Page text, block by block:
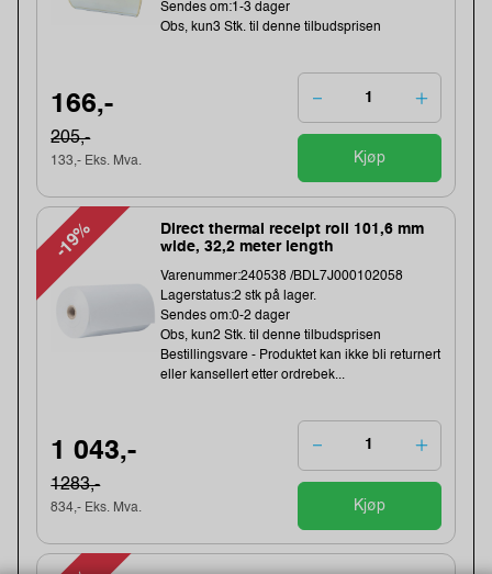
Sendes om:1-3 dager
Obs, kun3 Stk. til denne tilbudsprisen
166,-
205,-
133,- Eks. Mva. Kjøp
-19%
Direct thermal receipt roll 101,6 mm
wide, 32,2 meter length
Varenummer:240538 /BDL7J000102058
Lagerstatus:2 stk på lager.
Sendes om:0-2 dager
Obs, kun2 Stk. til denne tilbudsprisen
Bestillingsvare - Produktet kan ikke bli returnert
eller kansellert etter ordrebek...
1 043,-
1283,-
834,- Eks. Mva. Kjøp